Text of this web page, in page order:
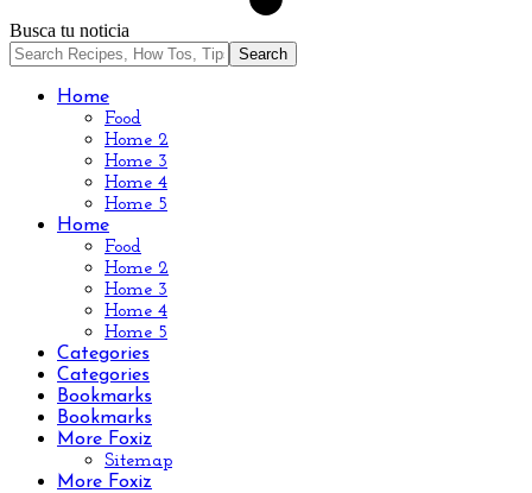
Busca tu noticia
Home
Food
Home 2
Home 3
Home 4
Home 5
Home
Food
Home 2
Home 3
Home 4
Home 5
Categories
Categories
Bookmarks
Bookmarks
More Foxiz
Sitemap
More Foxiz